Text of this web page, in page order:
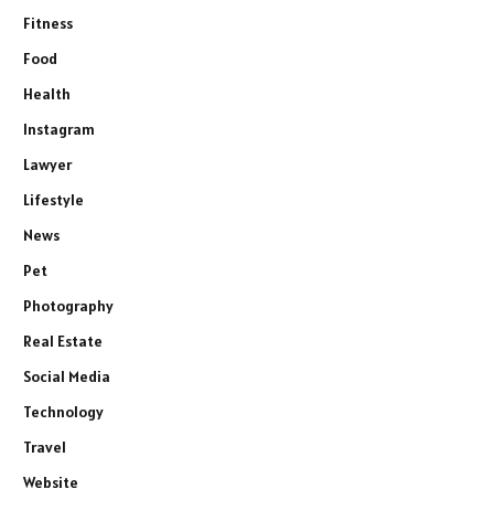
Fitness
Food
Health
Instagram
Lawyer
Lifestyle
News
Pet
Photography
Real Estate
Social Media
Technology
Travel
Website